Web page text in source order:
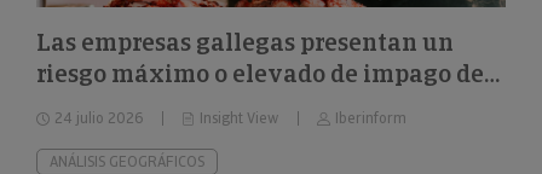
Las empresas gallegas presentan un
riesgo máximo o elevado de impago del
24%
24 julio 2026 Insight View Iberinform
ANÁLISIS GEOGRÁFICOS